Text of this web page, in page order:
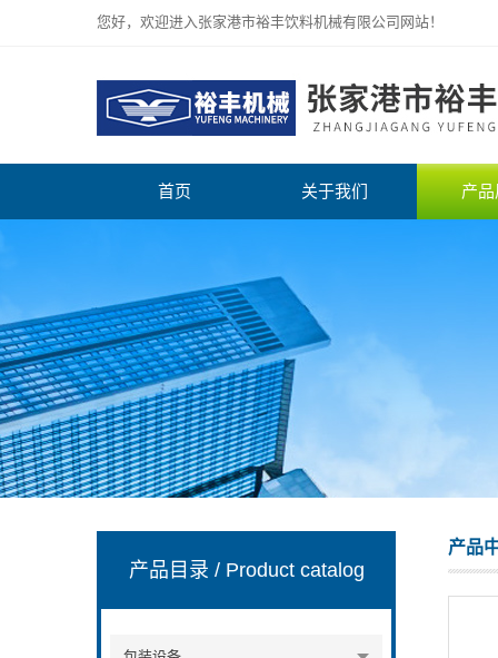
您好，欢迎进入张家港市裕丰饮料机械有限公司网站！
首页 关于我们 产
产品目录 / Product catalog
产品